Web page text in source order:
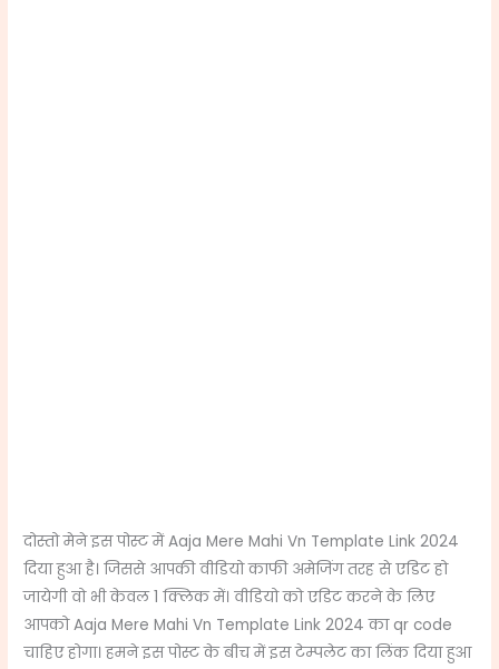
दोस्तो मेने इस पोस्ट में Aaja Mere Mahi Vn Template Link 2024
दिया हुआ है। जिससे आपकी वीडियो काफी अमेजिंग तरह से एडिट हो
जायेगी वो भी केवल 1 क्लिक में। वीडियो को एडिट करने के लिए
आपको Aaja Mere Mahi Vn Template Link 2024 का qr code
चाहिए होगा। हमने इस पोस्ट के बीच में इस टेम्पलेट का लिंक दिया हुआ